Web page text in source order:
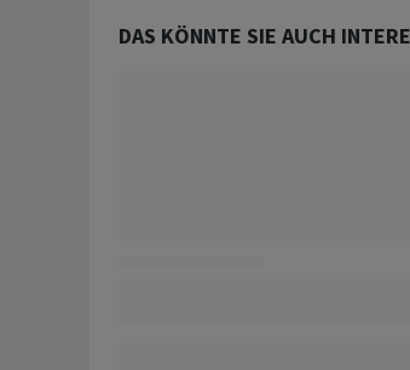
DAS KÖNNTE SIE AUCH